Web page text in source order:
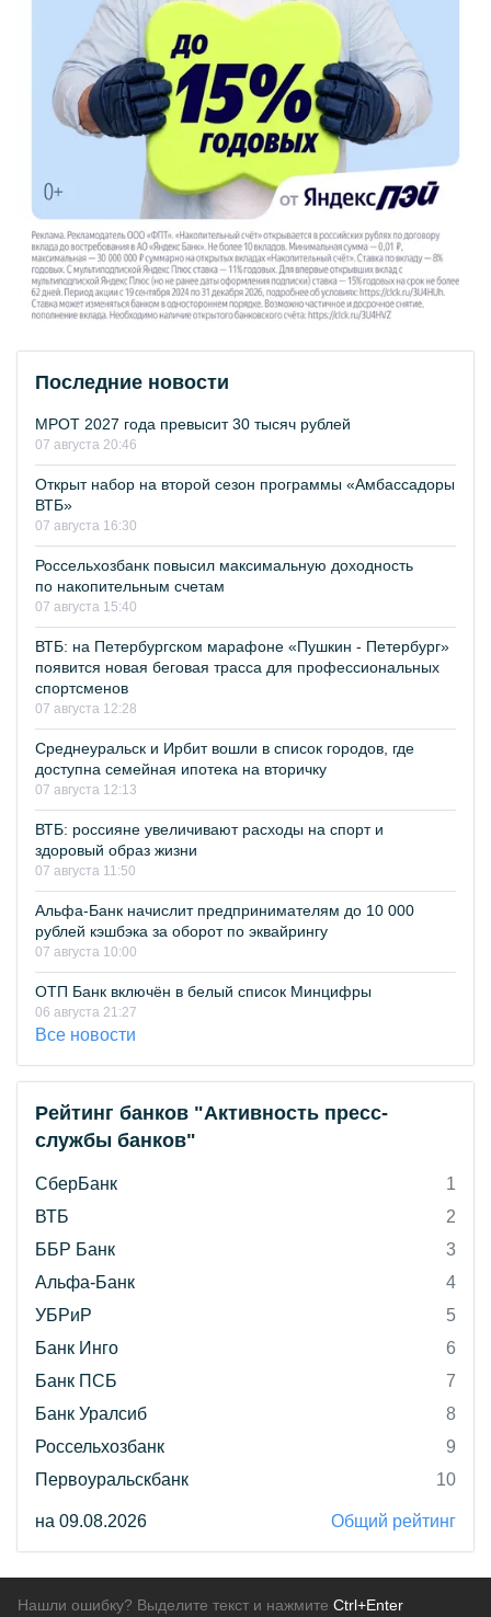
Последние новости
МРОТ 2027 года превысит 30 тысяч рублей
07 августа 20:46
Открыт набор на второй сезон программы «Амбассадоры
ВТБ»
07 августа 16:30
Россельхозбанк повысил максимальную доходность
по накопительным счетам
07 августа 15:40
ВТБ: на Петербургском марафоне «Пушкин - Петербург»
появится новая беговая трасса для профессиональных
спортсменов
07 августа 12:28
Среднеуральск и Ирбит вошли в список городов, где
доступна семейная ипотека на вторичку
07 августа 12:13
ВТБ: россияне увеличивают расходы на спорт и
здоровый образ жизни
07 августа 11:50
Альфа-Банк начислит предпринимателям до 10 000
рублей кэшбэка за оборот по эквайрингу
07 августа 10:00
ОТП Банк включён в белый список Минцифры
06 августа 21:27
Все новости
Рейтинг банков "Активность пресс-
службы банков"
СберБанк
1
ВТБ
2
ББР Банк
3
Альфа-Банк
4
УБРиР
5
Банк Инго
6
Банк ПСБ
7
Банк Уралсиб
8
Россельхозбанк
9
Первоуральскбанк
10
на 09.08.2026 Общий рейтинг
Нашли ошибку? Выделите текст и нажмите Ctrl+Enter